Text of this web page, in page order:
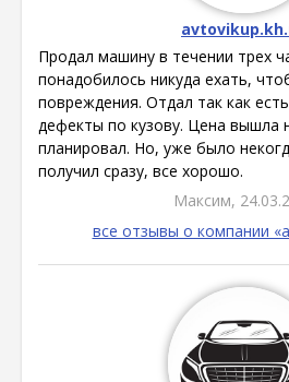
Продал машину в течении трех
понадобилось никуда ехать,
повреждения. Отдал так как
дефекты по кузову. Цена вышла
планировал. Но, уже было
получил сразу, все хорошо.
Максим,
все отзывы о компании